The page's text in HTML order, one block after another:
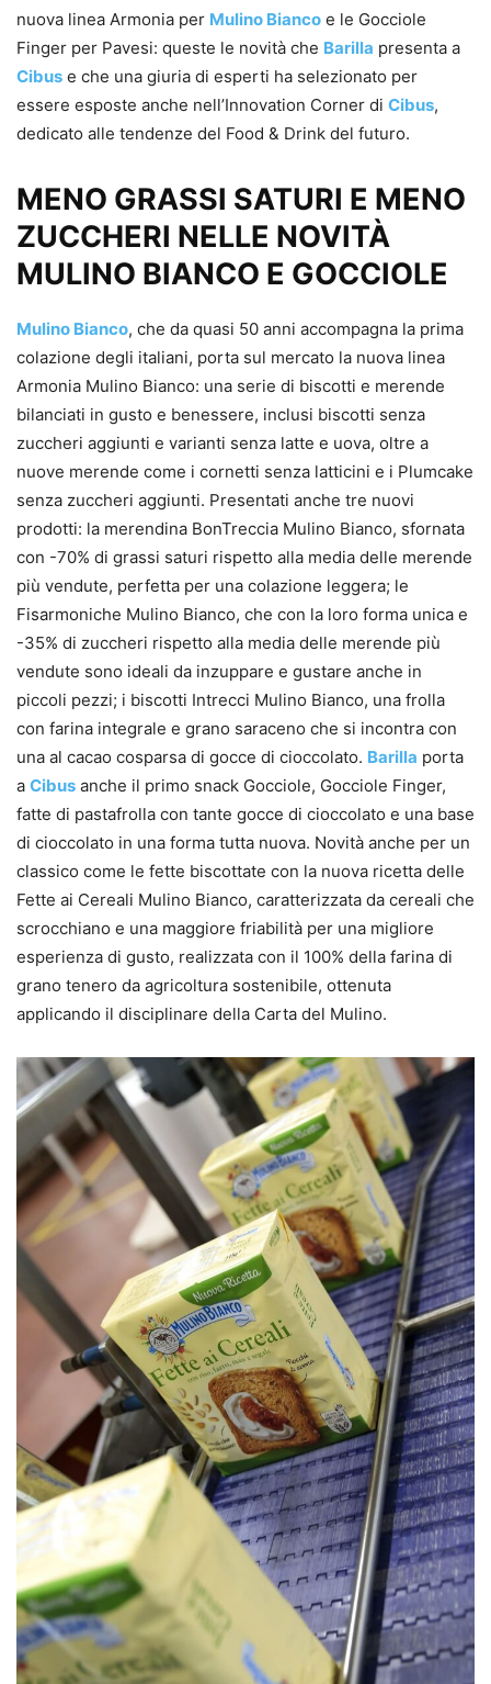
nuova linea Armonia per Mulino Bianco e le Gocciole
Finger per Pavesi: queste le novità che Barilla presenta a
Cibus e che una giuria di esperti ha selezionato per
essere esposte anche nell’Innovation Corner di Cibus,
dedicato alle tendenze del Food & Drink del futuro.
MENO GRASSI SATURI E MENO
ZUCCHERI NELLE NOVITÀ
MULINO BIANCO E GOCCIOLE
Mulino Bianco, che da quasi 50 anni accompagna la prima
colazione degli italiani, porta sul mercato la nuova linea
Armonia Mulino Bianco: una serie di biscotti e merende
bilanciati in gusto e benessere, inclusi biscotti senza
zuccheri aggiunti e varianti senza latte e uova, oltre a
nuove merende come i cornetti senza latticini e i Plumcake
senza zuccheri aggiunti. Presentati anche tre nuovi
prodotti: la merendina BonTreccia Mulino Bianco, sfornata
con -70% di grassi saturi rispetto alla media delle merende
più vendute, perfetta per una colazione leggera; le
Fisarmoniche Mulino Bianco, che con la loro forma unica e
-35% di zuccheri rispetto alla media delle merende più
vendute sono ideali da inzuppare e gustare anche in
piccoli pezzi; i biscotti Intrecci Mulino Bianco, una frolla
con farina integrale e grano saraceno che si incontra con
una al cacao cosparsa di gocce di cioccolato. Barilla porta
a Cibus anche il primo snack Gocciole, Gocciole Finger,
fatte di pastafrolla con tante gocce di cioccolato e una base
di cioccolato in una forma tutta nuova. Novità anche per un
classico come le fette biscottate con la nuova ricetta delle
Fette ai Cereali Mulino Bianco, caratterizzata da cereali che
scrocchiano e una maggiore friabilità per una migliore
esperienza di gusto, realizzata con il 100% della farina di
grano tenero da agricoltura sostenibile, ottenuta
applicando il disciplinare della Carta del Mulino.